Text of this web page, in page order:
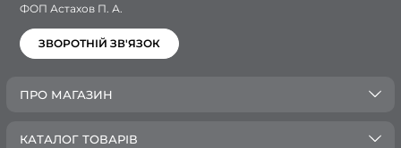
ФОП Астахов П. А.
ЗВОРОТНІЙ ЗВ'ЯЗОК
ПРО МАГАЗИН
КАТАЛОГ ТОВАРІВ